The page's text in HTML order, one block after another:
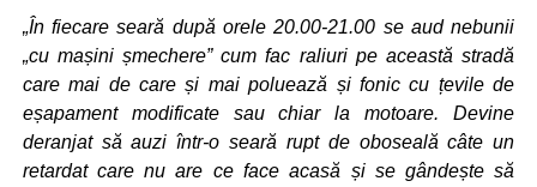
„În fiecare seară după orele 20.00-21.00 se aud nebunii
„cu mașini șmechere” cum fac raliuri pe această stradă
care mai de care și mai poluează și fonic cu țevile de
eșapament modificate sau chiar la motoare. Devine
deranjat să auzi într-o seară rupt de oboseală câte un
retardat care nu are ce face acasă și se gândește să